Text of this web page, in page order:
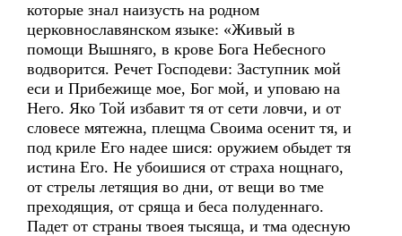
которые знал наизусть на родном
церковнославянском языке: «Живый в
помощи Вышняго, в крове Бога Небесного
водворится. Речет Господеви: Заступник мой
еси и Прибежище мое, Бог мой, и уповаю на
Него. Яко Той избавит тя от сети ловчи, и от
словесе мятежна, плещма Своима осенит тя, и
под криле Его надее шися: оружием обыдет тя
истина Его. Не убоишися от страха нощнаго,
от стрелы летящия во дни, от вещи во тме
преходящия, от сряща и беса полуденнаго.
Падет от страны твоея тысяща, и тма одесную